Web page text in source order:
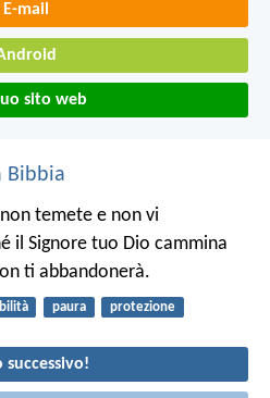
E-mail
sito web
Bibbia
temete e non vi
il Signore tuo Dio cammina
ti abbandonerà.
paura protezione
successivo!